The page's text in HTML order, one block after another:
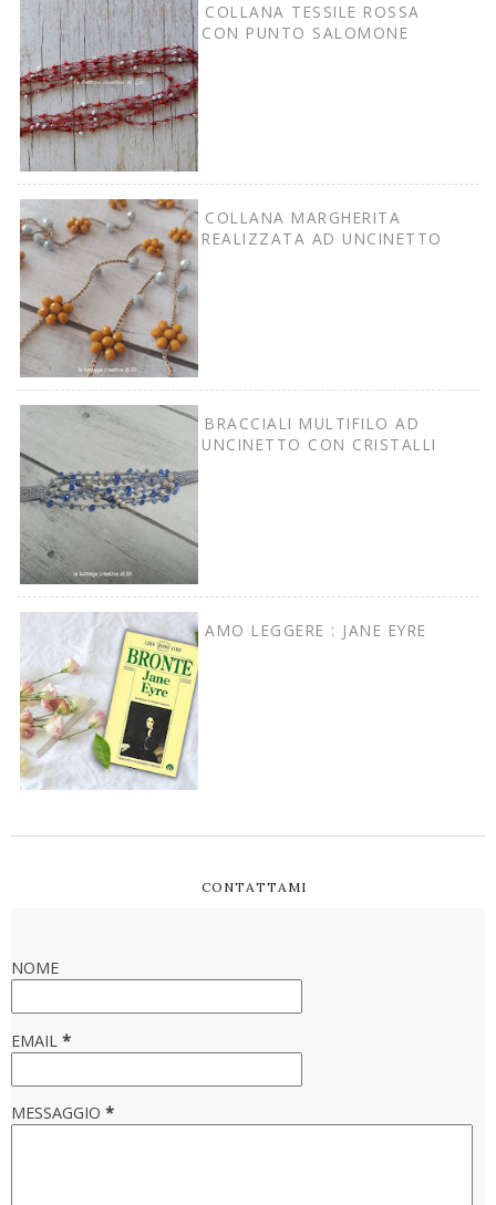
COLLANA TESSILE ROSSA
CON PUNTO SALOMONE
COLLANA MARGHERITA
REALIZZATA AD UNCINETTO
BRACCIALI MULTIFILO AD
UNCINETTO CON CRISTALLI
AMO LEGGERE : JANE EYRE
CONTATTAMI
NOME
EMAIL *
MESSAGGIO *